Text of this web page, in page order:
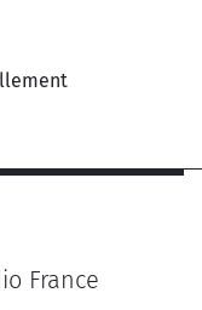
France